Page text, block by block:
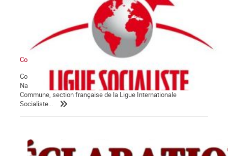
Communiqué du groupe La Commune
Conformément à ses statuts, et sur proposition de son Comité
National, l’assemblée générale des militant.e.s du groupe La
Commune, section française de la Ligue Internationale
Socialiste...